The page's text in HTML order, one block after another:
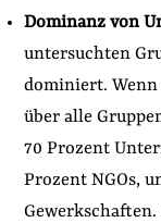
Dominanz von
untersuchten
dominiert.
über alle
70 Prozent
Prozent NGOs,